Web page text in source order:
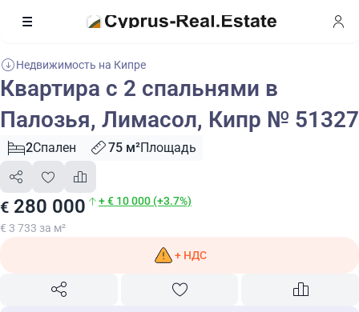
Недвижимость на Кипре
Квартира с 2 спальнями в
Палозья, Лимасол, Кипр № 51327
2Спален 75 м²Площадь
€ 280 000 + € 10 000 (+3.7%)
€ 3 733 за м²
+ НДС